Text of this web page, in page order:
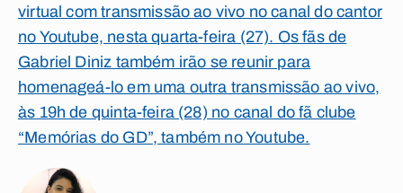
virtual com transmissão ao vivo no canal do cantor
no Youtube, nesta quarta-feira (27). Os fãs de
Gabriel Diniz também irão se reunir para
homenageá-lo em uma outra transmissão ao vivo,
às 19h de quinta-feira (28) no canal do fã clube
“Memórias do GD”, também no Youtube.